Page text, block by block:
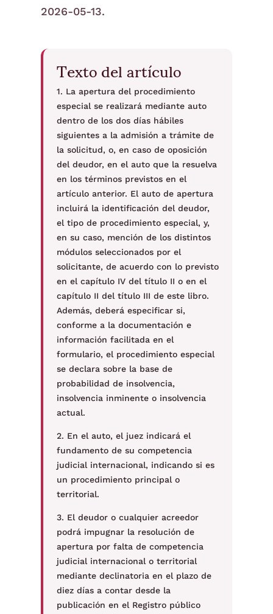
2026-05-13.
Texto del artículo
1. La apertura del procedimiento
especial se realizará mediante auto
dentro de los dos días hábiles
siguientes a la admisión a trámite de
la solicitud, o, en caso de oposición
del deudor, en el auto que la resuelva
en los términos previstos en el
artículo anterior. El auto de apertura
incluirá la identificación del deudor,
el tipo de procedimiento especial, y,
en su caso, mención de los distintos
módulos seleccionados por el
solicitante, de acuerdo con lo previsto
en el capítulo IV del título II o en el
capítulo II del título III de este libro.
Además, deberá especificar si,
conforme a la documentación e
información facilitada en el
formulario, el procedimiento especial
se declara sobre la base de
probabilidad de insolvencia,
insolvencia inminente o insolvencia
actual.
2. En el auto, el juez indicará el
fundamento de su competencia
judicial internacional, indicando si es
un procedimiento principal o
territorial.
3. El deudor o cualquier acreedor
podrá impugnar la resolución de
apertura por falta de competencia
judicial internacional o territorial
mediante declinatoria en el plazo de
diez días a contar desde la
publicación en el Registro público